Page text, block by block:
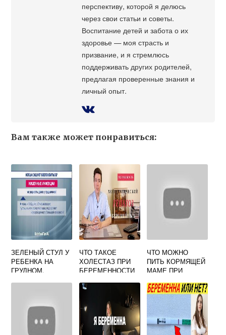
перспективу, которой я делюсь
через свои статьи и советы.
Воспитание детей и забота о их
здоровье — моя страсть и
призвание, и я стремлюсь
поддерживать других родителей,
предлагая проверенные знания и
личный опыт.
Вам также может понравиться:
ЗЕЛЕНЫЙ СТУЛ У
РЕБЕНКА НА
ГРУДНОМ,
ДЕТЕЙ
ЧТО ТАКОЕ
ХОЛЕСТАЗ ПРИ
БЕРЕМЕННОСТИ
ЧТО МОЖНО
ПИТЬ КОРМЯЩЕЙ
МАМЕ ПРИ